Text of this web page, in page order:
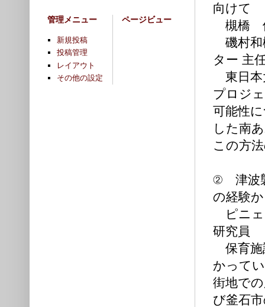
向けて
槻橋
磯村和
ター 主
東日本
プロジ
可能性
した南
この方
② 津波
の経験
ピニェ
研究員
保育施
かって
街地で
び釜石
管理メニュー
新規投稿
投稿管理
レイアウト
その他の設定
ページビュー